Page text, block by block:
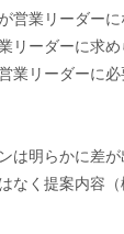
営業リーダー
リーダーに求
業リーダーに
は明らかに差が
なく提案内容